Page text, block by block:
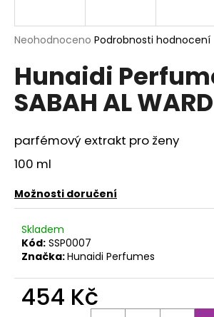
Průměrné
produktu
je
0,0
z
hvězdiček.
Neohodnoceno Podrobnosti hodnocení
Hunaidi
SABAH AL WARD
parfémový extrakt pro ženy
100 ml
Možnosti doručení
Skladem
Kód: SSP0007
Značka:Hunaidi Perfumes
454 Kč
j
t
?
D
o
p
o
u